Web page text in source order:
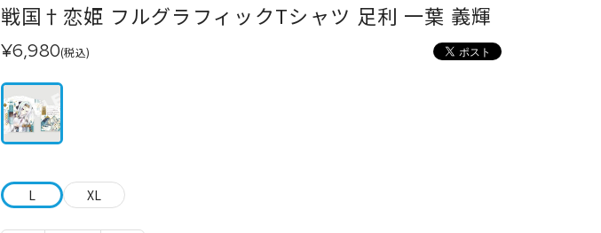
戦国†恋姫 フルグラフィックTシャツ 足利 一葉 義輝
¥6,980(税込)
L XL